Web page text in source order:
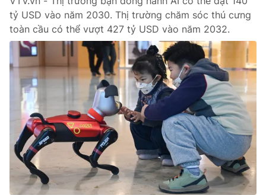
tỷ USD vào năm 2030. Thị trường chăm sóc thú cưng
toàn cầu có thể vượt 427 tỷ USD vào năm 2032.